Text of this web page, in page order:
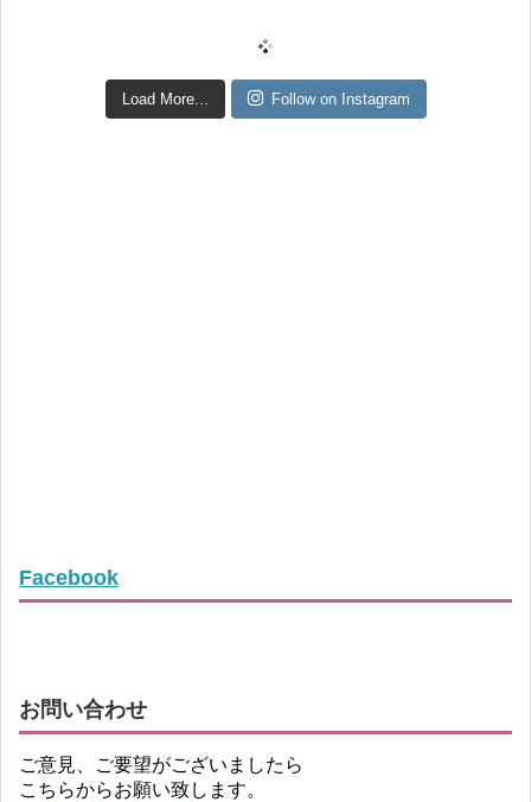
Load More... Follow on Instagram
Facebook
お問い合わせ
ご意見、ご要望がございましたら
こちらからお願い致します。